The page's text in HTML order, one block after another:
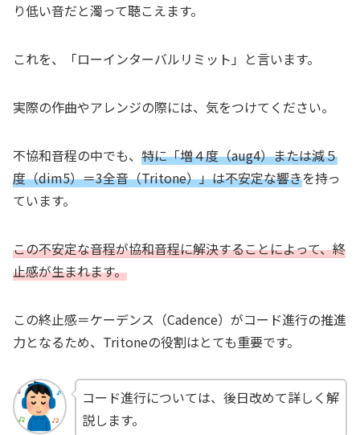
り低い音だと濁って聴こえます。
これを、「ローインターバルリミット」と言います。
実際の作曲やアレンジの際には、気をつけてください。
不協和音程の中でも、 特に「増４度（aug4）または減５
度（dim5）＝3全音（Tritone）」は不安定な響きを持っ
ています。
この不安定な音程が協和音程に解決することによって、終
止感が生まれます。
この終止感＝ケーデンス（Cadence）がコード進行の推進
力となるため、Tritoneの役割はとても重要です。
コード進行については、後日改めて詳しく解
説します。